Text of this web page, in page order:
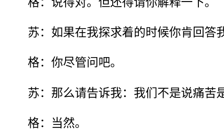
苏：如果在我探求着的时候你肯回答
格：你尽管问吧。
苏：那么请告诉我：我们不是说痛苦
格：当然。